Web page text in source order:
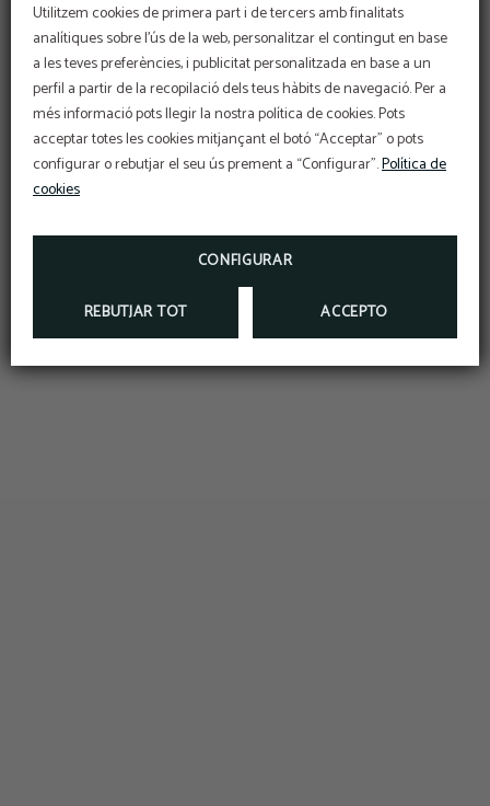
Utilitzem cookies de primera part i de tercers amb finalitats
analítiques sobre l’ús de la web, personalitzar el contingut en base
a les teves preferències, i publicitat personalitzada en base a un
perfil a partir de la recopilació dels teus hàbits de navegació. Per a
més informació pots llegir la nostra política de cookies. Pots
acceptar totes les cookies mitjançant el botó “Acceptar” o pots
configurar o rebutjar el seu ús prement a “Configurar”.Política de
cookies
CONFIGURAR
REBUTJAR TOT ACCEPTO
Cookies
PER A QUÈ LES UTILITZEM?
Utilitzem cookies de primera part i de tercers per
a finalitats analítiques sobre l'ús del web,
personalitzar el contingut en base a les vostres
POLÍTICA DE COOKIES
PROMOCIONS.